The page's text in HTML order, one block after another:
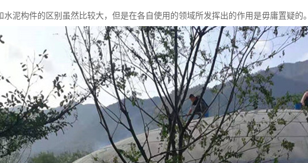
泥构件的区别虽然比较大，但是在各自使用的领域所发挥出的作用是毋庸置疑的。